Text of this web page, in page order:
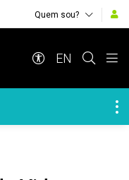
Quem sou?
EN